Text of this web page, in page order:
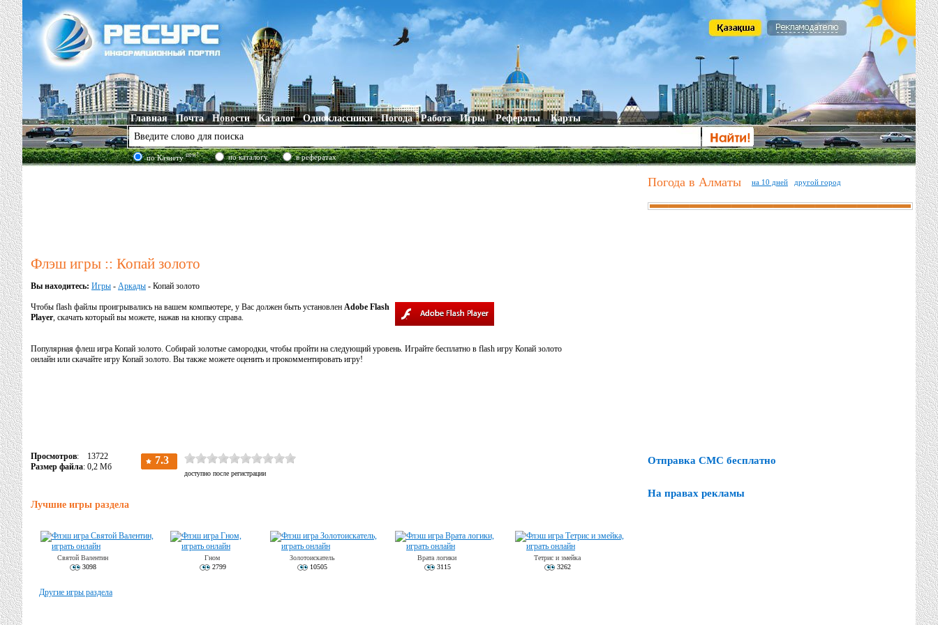
Главная Почта Новости Каталог Одноклассники Погода Работа Игры Рефераты Карты
по Казнетуnew! по каталогу в рефератах
Флэш игры :: Копай золото
Вы находитесь: Игры - Аркады - Копай золото
Чтобы flash файлы проигрывались на вашем компьютере, у Вас должен быть установлен Adobe Flash
Player, скачать который вы можете, нажав на кнопку справа.
Популярная флеш игра Копай золото. Собирай золотые самородки, чтобы пройти на следующий уровень. Играйте бесплатно в flash игру Копай золото
онлайн или скачайте игру Копай золото. Вы также можете оценить и прокомментировать игру!
Просмотров: 13722
Размер файла: 0,2 Мб
Лучшие игры раздела
Святой Валентин
3098
Гном
2799
Золотоискатель
10505
Врата логики
3115
Тетрис и змейка
3262
Другие игры раздела
Погода в Алматы на 10 дней другой город
Отправка СМС бесплатно
На правах рекламы